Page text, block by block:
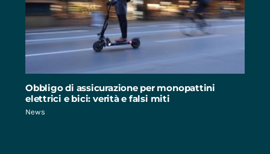
Obbligo di assicurazione per monopattini
elettrici e bici: verità e falsi miti
News